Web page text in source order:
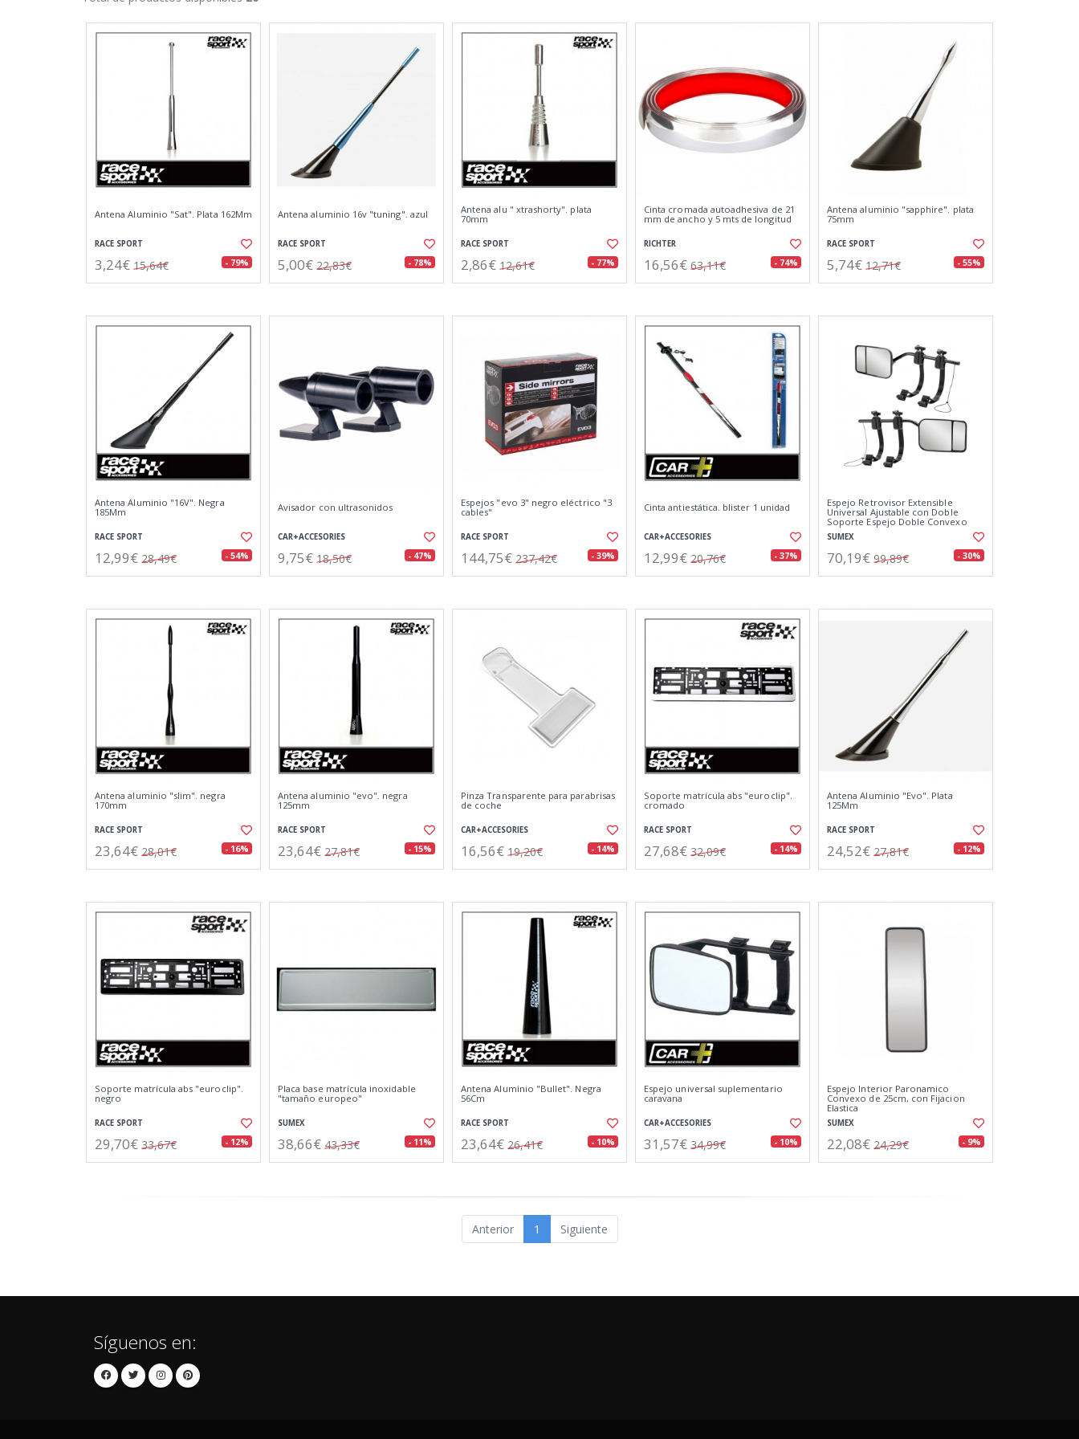
Antena Aluminio "Sat". Plata 162Mm
RACE SPORT
3,24€ 15,64€ - 79%
Antena aluminio 16v "tuning". azul
RACE SPORT
5,00€ 22,83€ - 78%
Antena alu " xtrashorty". plata
70mm
RACE SPORT
2,86€ 12,61€ - 77%
Cinta cromada autoadhesiva de 21
mm de ancho y 5 mts de longitud
RICHTER
16,56€ 63,11€ - 74%
Antena aluminio "sapphire". plata
75mm
RACE SPORT
5,74€ 12,71€ - 55%
Antena Aluminio "16V". Negra
185Mm
RACE SPORT
12,99€ 28,49€ - 54%
Avisador con ultrasonidos
CAR+ACCESORIES
9,75€ 18,50€ - 47%
Espejos "evo 3" negro eléctrico "3
cables"
RACE SPORT
144,75€ 237,42€ - 39%
Cinta antiestática. blister 1 unidad
CAR+ACCESORIES
12,99€ 20,76€ - 37%
Espejo Retrovisor Extensible
Universal Ajustable con Doble
Soporte Espejo Doble Convexo
Multi-ángulos
SUMEX
70,19€ 99,89€ - 30%
Antena aluminio "slim". negra
170mm
RACE SPORT
23,64€ 28,01€ - 16%
Antena aluminio "evo". negra
125mm
RACE SPORT
23,64€ 27,81€ - 15%
Pinza Transparente para parabrisas
de coche
CAR+ACCESORIES
16,56€ 19,20€ - 14%
Soporte matrícula abs "euroclip".
cromado
RACE SPORT
27,68€ 32,09€ - 14%
Antena Aluminio "Evo". Plata
125Mm
RACE SPORT
24,52€ 27,81€ - 12%
Soporte matrícula abs "euroclip".
negro
RACE SPORT
29,70€ 33,67€ - 12%
Placa base matrícula inoxidable
"tamaño europeo"
SUMEX
38,66€ 43,33€ - 11%
Antena Aluminio "Bullet". Negra
56Cm
RACE SPORT
23,64€ 26,41€ - 10%
Espejo universal suplementario
caravana
CAR+ACCESORIES
31,57€ 34,99€ - 10%
Espejo Interior Paronamico
Convexo de 25cm, con Fijacion
Elastica
SUMEX
22,08€ 24,29€ - 9%
Anterior 1 Siguiente
Síguenos en: